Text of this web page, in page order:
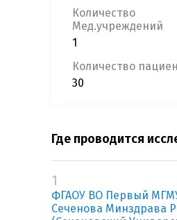
Количество
Мед.учреждений
1
Количество
30
Где проводится
1
ФГАОУ ВО Первый
Сеченова Минздрава